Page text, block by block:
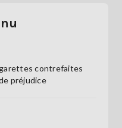
contrefaites
préjudice